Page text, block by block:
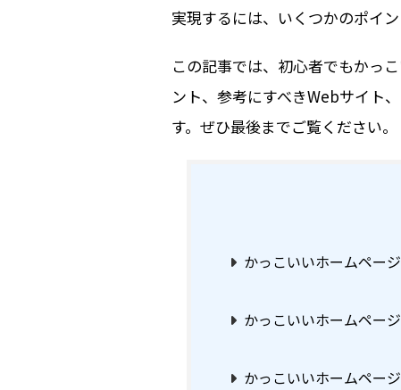
実現するには、いくつかのポイ
この記事では、初心者でもかっ
ント、参考にすべきWebサイト
す。ぜひ最後までご覧ください。
かっこいいホームペー
かっこいいホームペー
かっこいいホームペー